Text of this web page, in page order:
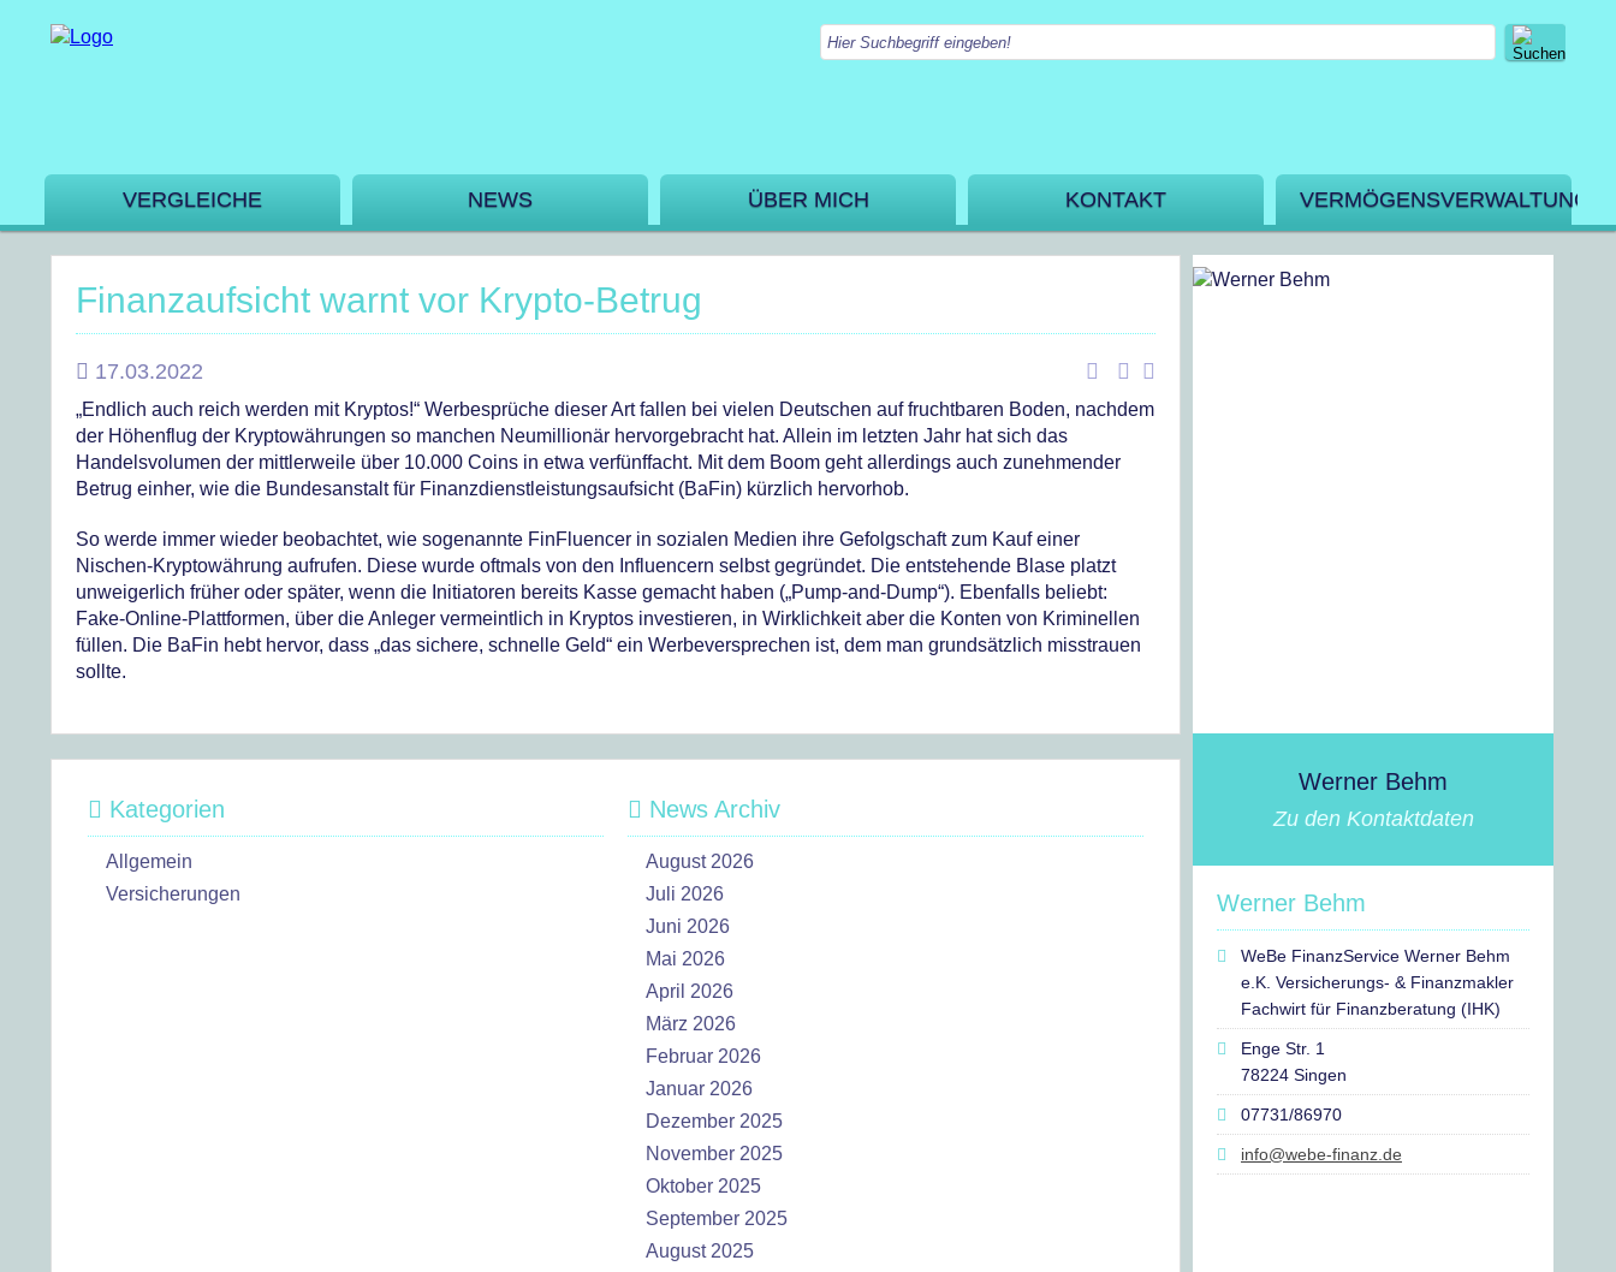
VERGLEICHE NEWS ÜBER MICH KONTAKT VERMÖGENSVERWALTUNG
Werner Behm
Zu den Kontaktdaten
Werner Behm
WeBe FinanzService Werner Behm
e.K. Versicherungs- & Finanzmakler
Fachwirt für Finanzberatung (IHK)
Enge Str. 1
78224 Singen
07731/86970
info@webe-finanz.de
Finanzaufsicht warnt vor Krypto-Betrug
17.03.2022
„Endlich auch reich werden mit Kryptos!“ Werbesprüche dieser Art fallen bei vielen Deutschen auf fruchtbaren Boden, nachdem
der Höhenflug der Kryptowährungen so manchen Neumillionär hervorgebracht hat. Allein im letzten Jahr hat sich das
Handelsvolumen der mittlerweile über 10.000 Coins in etwa verfünffacht. Mit dem Boom geht allerdings auch zunehmender
Betrug einher, wie die Bundesanstalt für Finanzdienstleistungsaufsicht (BaFin) kürzlich hervorhob.
So werde immer wieder beobachtet, wie sogenannte FinFluencer in sozialen Medien ihre Gefolgschaft zum Kauf einer
Nischen-Kryptowährung aufrufen. Diese wurde oftmals von den Influencern selbst gegründet. Die entstehende Blase platzt
unweigerlich früher oder später, wenn die Initiatoren bereits Kasse gemacht haben („Pump-and-Dump“). Ebenfalls beliebt:
Fake-Online-Plattformen, über die Anleger vermeintlich in Kryptos investieren, in Wirklichkeit aber die Konten von Kriminellen
füllen. Die BaFin hebt hervor, dass „das sichere, schnelle Geld“ ein Werbeversprechen ist, dem man grundsätzlich misstrauen
sollte.
Kategorien
Allgemein
Versicherungen
News Archiv
August 2026
Juli 2026
Juni 2026
Mai 2026
April 2026
März 2026
Februar 2026
Januar 2026
Dezember 2025
November 2025
Oktober 2025
September 2025
August 2025